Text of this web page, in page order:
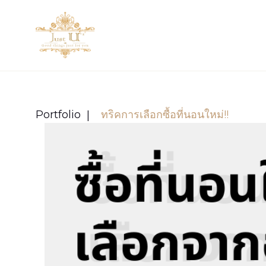
Portfolio ทริคการเลือกซื้อที่นอนใหม่!!